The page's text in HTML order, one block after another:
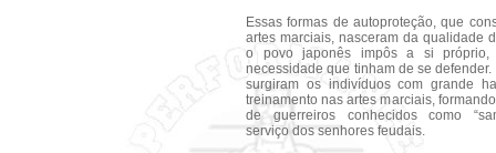
Essas formas de autoproteção, que
artes marciais, nasceram da qualidade
o povo japonês impôs a si próprio,
necessidade que tinham de se defender.
surgiram os indivíduos com grande
treinamento nas artes marciais,
de guerreiros conhecidos como
serviço dos senhores feudais.